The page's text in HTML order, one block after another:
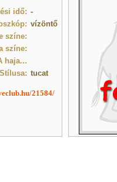
idő: -
vízöntő
színe:
színe:
haja...
Stílusa: tucat
21584/